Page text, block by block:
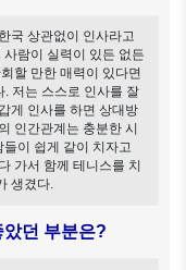
국 상관없이 인사라고
람이 실력이 있든 없든
할 만한 매력이 있다면
저는 스스로 인사를 잘
게 인사를 하면 상대방
인간관계는 충분한 시
이 쉽게 같이 치자고
가서 함께 테니스를 치
생겼다.
던 부분은?